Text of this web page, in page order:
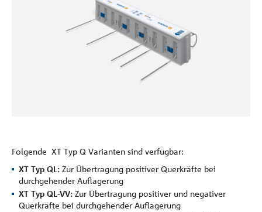
Folgende XT Typ Q Varianten sind verfügbar:
XT Typ QL: Zur Übertragung positiver Querkräfte bei
durchgehender Auflagerung
XT Typ QL-VV: Zur Übertragung positiver und negativer
Querkräfte bei durchgehender Auflagerung